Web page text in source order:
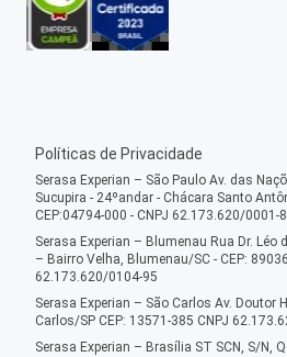
Políticas de Privacidade
Serasa Experian – São Paulo Av. das
Sucupira - 24ºandar - Chácara Santo
CEP:04794-000 - CNPJ 62.173.620/0001-
Serasa Experian – Blumenau Rua Dr. Léo
– Bairro Velha, Blumenau/SC - CEP:
62.173.620/0104-95
Serasa Experian – São Carlos Av. Doutor
Carlos/SP CEP: 13571-385 CNPJ
Serasa Experian – Brasília ST SCN, S/N,